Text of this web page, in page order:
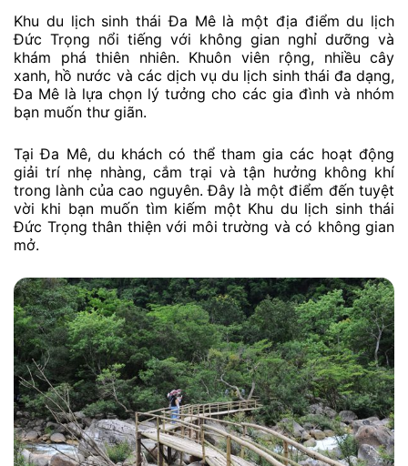
Khu du lịch sinh thái Đa Mê là một địa điểm du lịch
Đức Trọng nổi tiếng với không gian nghỉ dưỡng và
khám phá thiên nhiên. Khuôn viên rộng, nhiều cây
xanh, hồ nước và các dịch vụ du lịch sinh thái đa dạng,
Đa Mê là lựa chọn lý tưởng cho các gia đình và nhóm
bạn muốn thư giãn.
Tại Đa Mê, du khách có thể tham gia các hoạt động
giải trí nhẹ nhàng, cắm trại và tận hưởng không khí
trong lành của cao nguyên. Đây là một điểm đến tuyệt
vời khi bạn muốn tìm kiếm một Khu du lịch sinh thái
Đức Trọng thân thiện với môi trường và có không gian
mở.